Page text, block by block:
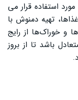
استفاده قرار می‌
تهیه دمنوش با
و خوراک‌ها از رایج
باشد تا از بروز